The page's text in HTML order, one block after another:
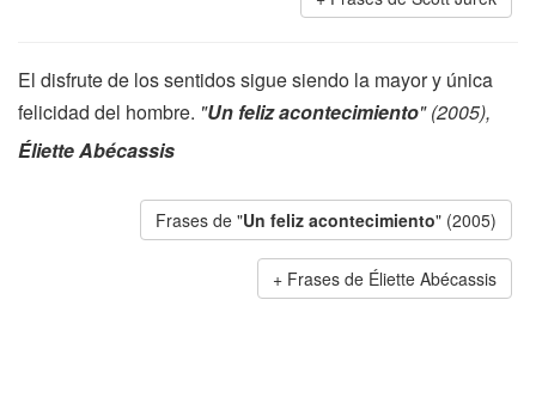
El disfrute de los sentidos sigue siendo la mayor y única
felicidad del hombre. "Un feliz acontecimiento" (2005),
Éliette Abécassis
Frases de "Un feliz acontecimiento" (2005)
Frases de Éliette Abécassis